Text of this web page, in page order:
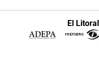
El